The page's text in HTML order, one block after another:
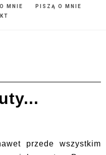
O MNIE
PISZĄ O MNIE
przede wszystkim